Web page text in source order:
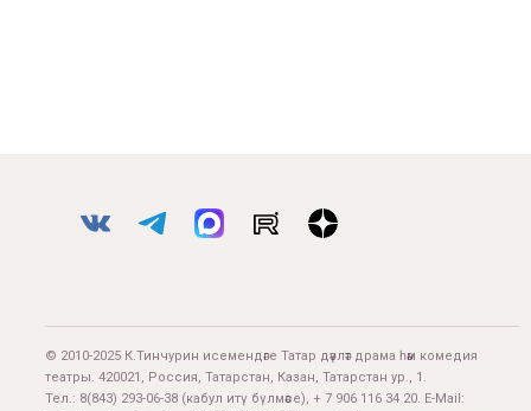
© 2010-2025 К.Тинчурин исемендәге Татар дәүләт драма һәм комедия
театры. 420021, Россия, Татарстан, Казан, Татарстан ур., 1.
Тел.: 8(843) 293-06-38 (кабул итү бүлмәсе), + 7 906 116 34 20. E-Mail: